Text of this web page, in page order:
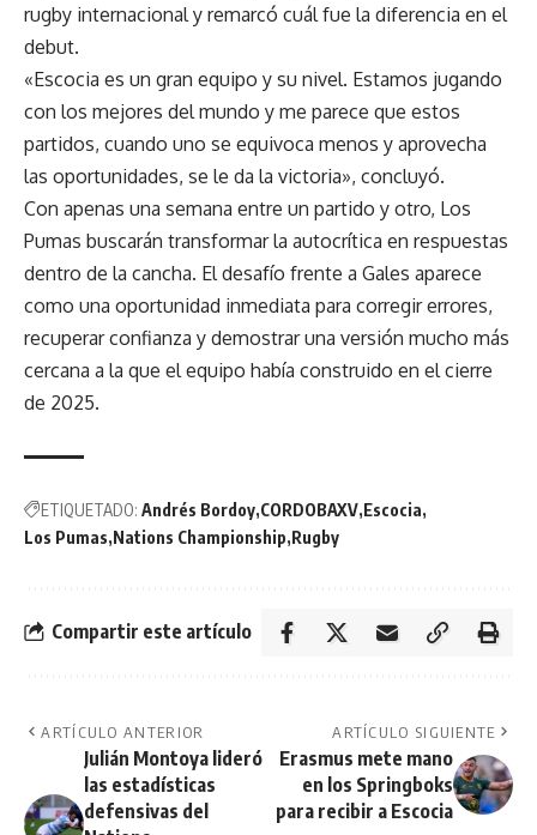
rugby internacional y remarcó cuál fue la diferencia en el
debut.
«Escocia es un gran equipo y su nivel. Estamos jugando
con los mejores del mundo y me parece que estos
partidos, cuando uno se equivoca menos y aprovecha
las oportunidades, se le da la victoria», concluyó.
Con apenas una semana entre un partido y otro, Los
Pumas buscarán transformar la autocrítica en respuestas
dentro de la cancha. El desafío frente a Gales aparece
como una oportunidad inmediata para corregir errores,
recuperar confianza y demostrar una versión mucho más
cercana a la que el equipo había construido en el cierre
de 2025.
ETIQUETADO: Andrés Bordoy CORDOBAXV Escocia
Los Pumas Nations Championship Rugby
Compartir este artículo
ARTÍCULO ANTERIOR
Julián Montoya lideró
las estadísticas
defensivas del
ARTÍCULO SIGUIENTE
Erasmus mete mano
en los Springboks
para recibir a Escocia